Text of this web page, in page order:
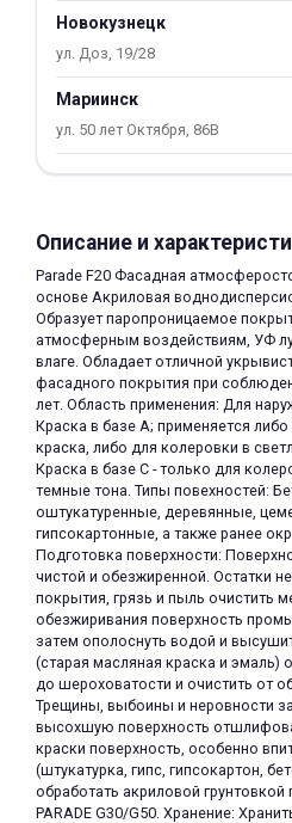
Новокузнецк
ул. Доз, 19/28
Мариинск
ул. 50 лет Октября, 86В
Описание и
Parade F20 Фасадная
основе Акриловая
Образует паропроницаемое
атмосферным воздействиям, УФ
влаге. Обладает отличной
фасадного покрытия при
лет. Область применения: Для
Краска в базе А; применяется
краска, либо для колеровки в
Краска в базе С - только для
темные тона. Типы повехностей:
оштукатуренные, деревянные,
гипсокартонные, а также ранее
Подготовка поверхности:
чистой и обезжиренной. Остатки
покрытия, грязь и пыль очистить
обезжиривания поверхность
затем ополоснуть водой и
(старая масляная краска и эмаль)
до шероховатости и очистить от
Трещины, выбоины и неровности
высохшую поверхность
краски поверхность, особенно
(штукатурка, гипс, гипсокартон,
обработать акриловой грунтовкой
PARADE G30/G50. Хранение:
Получайте товар
выбранный способом
Оставшиеся75
списыватьсяс вашей
Подробнее
об оплате Плайтом
недели
Остались
8 800